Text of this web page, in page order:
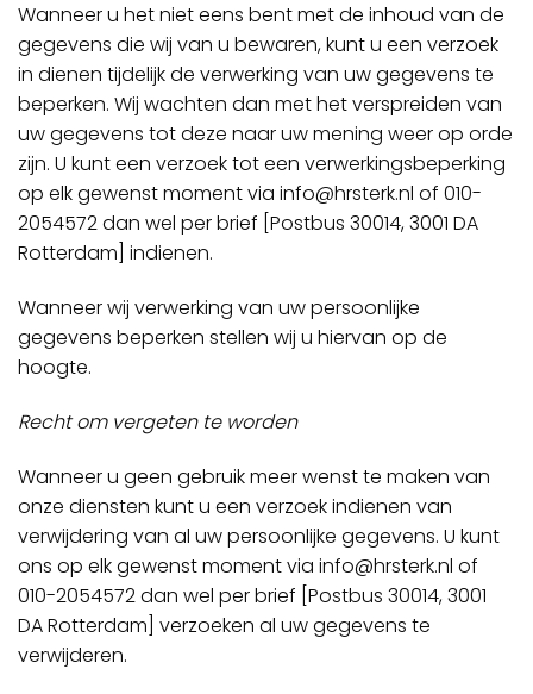
Wanneer u het niet eens bent met de inhoud van de
gegevens die wij van u bewaren, kunt u een verzoek
in dienen tijdelijk de verwerking van uw gegevens te
beperken. Wij wachten dan met het verspreiden van
uw gegevens tot deze naar uw mening weer op orde
zijn. U kunt een verzoek tot een verwerkingsbeperking
op elk gewenst moment via info@hrsterk.nl of 010-
2054572 dan wel per brief [Postbus 30014, 3001 DA
Rotterdam] indienen.
Wanneer wij verwerking van uw persoonlijke
gegevens beperken stellen wij u hiervan op de
hoogte.
Recht om vergeten te worden
Wanneer u geen gebruik meer wenst te maken van
onze diensten kunt u een verzoek indienen van
verwijdering van al uw persoonlijke gegevens. U kunt
ons op elk gewenst moment via info@hrsterk.nl of
010-2054572 dan wel per brief [Postbus 30014, 3001
DA Rotterdam] verzoeken al uw gegevens te
verwijderen.